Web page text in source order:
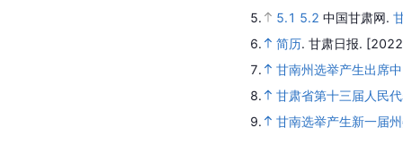
5.
5.1 5.2 中国甘肃网.
6.
简历. 甘肃日报.
7.
甘南州选举产生出席
8.
甘肃省第十三届人民
9.
甘南选举产生新一届